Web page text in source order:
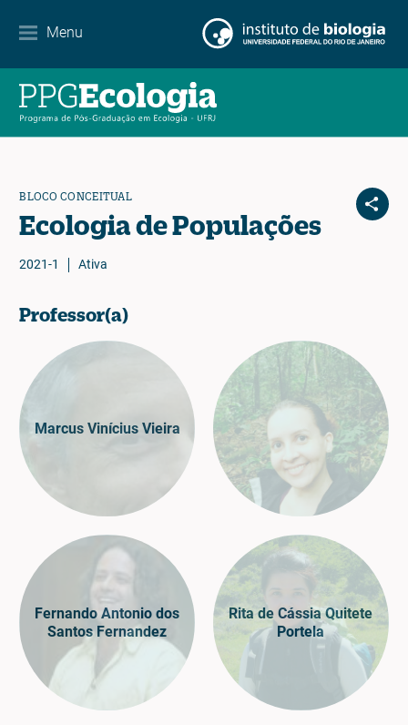
Menu
Contact
BLOCO CONCEITUAL
Ecologia de Populações
2021-1 Ativa
Professor(a)
Marcus Vinícius Vieira
Fernando Antonio dos
Santos Fernandez
Rita de Cássia Quitete
Portela